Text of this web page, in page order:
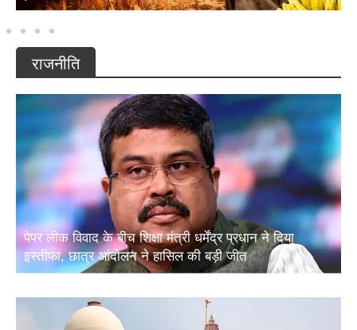
राजनीति
पेपर लीक विवाद के बीच शिक्षा मंत्री धर्मेंद्र प्रधान ने दिया
इस्तीफा, छात्र आंदोलन ने हासिल की बड़ी जीत